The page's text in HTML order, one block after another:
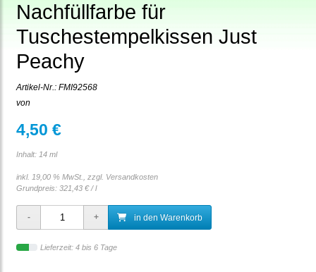
Nachfüllfarbe für
Tuschestempelkissen Just
Peachy
Artikel-Nr.: FMI92568
von
4,50 €
Inhalt: 14 ml
inkl. 19,00 % MwSt., zzgl. Versandkosten
Grundpreis: 321,43 € / l
in den Warenkorb
Lieferzeit: 4 bis 6 Tage